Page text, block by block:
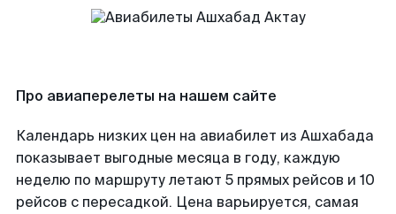
Про авиаперелеты на нашем сайте
Календарь низких цен на авиабилет из Ашхабада
показывает выгодные месяца в году, каждую
неделю по маршруту летают 5 прямых рейсов и 10
рейсов с пересадкой. Цена варьируется, самая